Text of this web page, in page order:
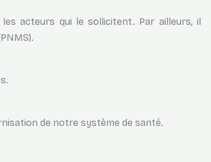
acteurs qui le sollicitent. Par ailleurs, il
de notre système de santé.